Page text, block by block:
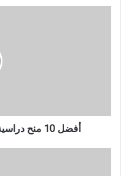
أفضل 10 منح دراسية بدون IELTS ممولة بالكامل